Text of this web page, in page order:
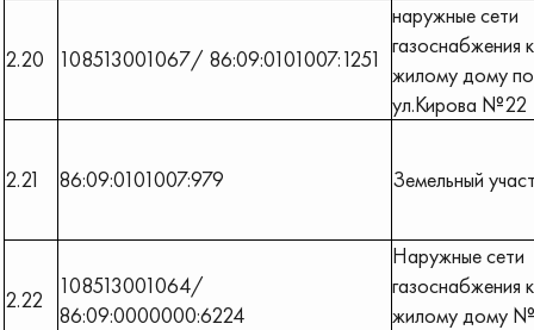
2.20 108513001067/ 86:09:0101007:1251
наружные сети
газоснабжения к
жилому дому по
ул.Кирова №22
2.21 86:09:0101007:979 Земельный
2.22
108513001064/
86:09:0000000:6224
Наружные сети
газоснабжения к
жилому дому